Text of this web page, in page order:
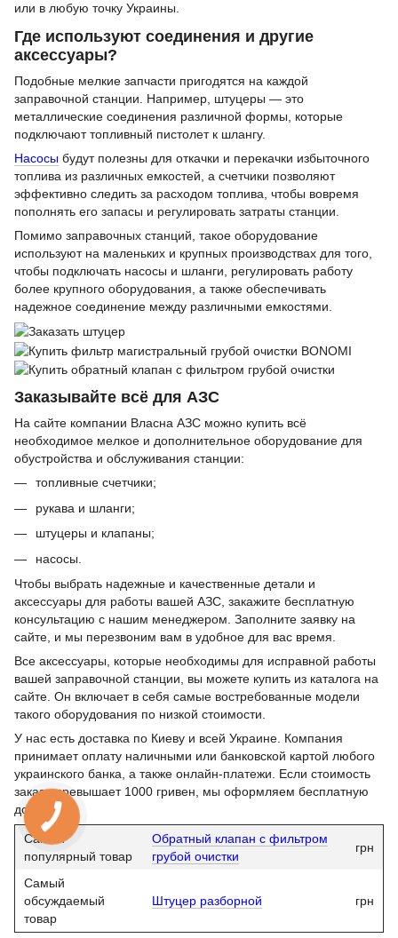
или в любую точку Украины.
Где используют соединения и другие
аксессуары?
Подобные мелкие запчасти пригодятся на каждой
заправочной станции. Например, штуцеры — это
металлические соединения различной формы, которые
подключают топливный пистолет к шлангу.
Насосы будут полезны для откачки и перекачки избыточного
топлива из различных емкостей, а счетчики позволяют
эффективно следить за расходом топлива, чтобы вовремя
пополнять его запасы и регулировать затраты станции.
Помимо заправочных станций, такое оборудование
используют на маленьких и крупных производствах для того,
чтобы подключать насосы и шланги, регулировать работу
более крупного оборудования, а также обеспечивать
надежное соединение между различными емкостями.
Заказывайте всё для АЗС
На сайте компании Власна АЗС можно купить всё
необходимое мелкое и дополнительное оборудование для
обустройства и обслуживания станции:
топливные счетчики;
рукава и шланги;
штуцеры и клапаны;
насосы.
Чтобы выбрать надежные и качественные детали и
аксессуары для работы вашей АЗС, закажите бесплатную
консультацию с нашим менеджером. Заполните заявку на
сайте, и мы перезвоним вам в удобное для вас время.
Все аксессуары, которые необходимы для исправной работы
вашей заправочной станции, вы можете купить из каталога на
сайте. Он включает в себя самые востребованные модели
такого оборудования по низкой стоимости.
У нас есть доставка по Киеву и всей Украине. Компания
принимает оплату наличными или банковской картой любого
украинского банка, а также онлайн-платежи. Если стоимость
заказа превышает 1000 гривен, мы оформляем бесплатную
доставку.
Самый
популярный товар
Обратный клапан с фильтром
грубой очистки
грн
Самый
обсуждаемый
товар
Штуцер разборной грн